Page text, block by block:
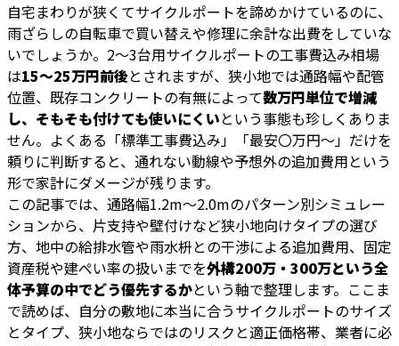
自宅まわりが狭くてサイクルポートを諦めかけているのに、
雨ざらしの自転車で買い替えや修理に余計な出費をしていな
いでしょうか。2〜3台用サイクルポートの工事費込み相場
は15〜25万円前後とされますが、狭小地では通路幅や配管
位置、既存コンクリートの有無によって数万円単位で増減
し、そもそも付けても使いにくいという事態も珍しくありま
せん。よくある「標準工事費込み」「最安〇万円〜」だけを
頼りに判断すると、通れない動線や予想外の追加費用という
形で家計にダメージが残ります。
この記事では、通路幅1.2m〜2.0mのパターン別シミュレー
ションから、片支持や壁付けなど狭小地向けタイプの選び
方、地中の給排水管や雨水枡との干渉による追加費用、固定
資産税や建ぺい率の扱いまでを外構200万・300万という全
体予算の中でどう優先するかという軸で整理します。ここま
で読めば、自分の敷地に本当に合うサイクルポートのサイズ
とタイプ、狭小地ならではのリスクと適正価格帯、業者に必